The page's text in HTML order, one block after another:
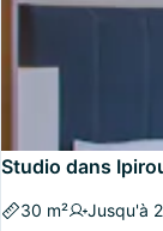
Studio dans
30 m² Jusqu'à